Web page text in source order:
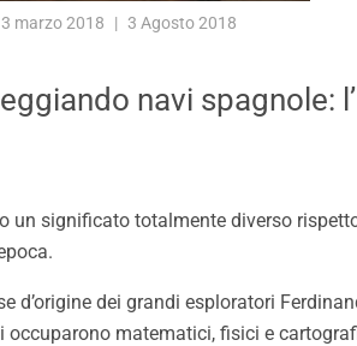
marzo 2018 3 Agosto 2018
navi spagnole:
un significato totalmente diverso
d’origine dei grandi esploratori
matematici, fisici e